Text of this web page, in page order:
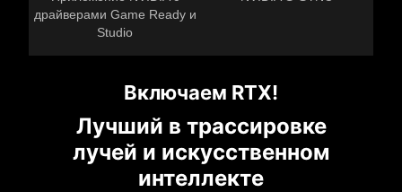
драйверами Game Ready и
Studio
Включаем RTX!
Лучший в трассировке
лучей и искусственном
интеллекте